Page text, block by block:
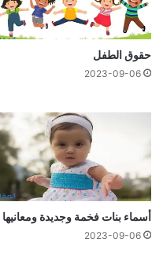
حقوق الطفل
2023-09-06
أسماء بنات فخمة وجديدة ومعانيها
2023-09-06